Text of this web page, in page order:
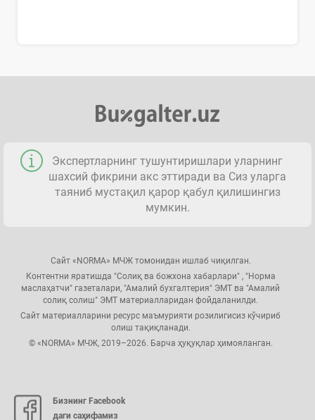
Экспертларнинг тушунтиришлари уларнинг
шахсий фикрини акс эттиради ва Сиз уларга
таяниб мустақил қарор қабул қилишингиз
мумкин.
Сайт «NORMA» МЧЖ томонидан ишлаб чиқилган.
Контентни яратишда "Солиқ ва божхона хабарлари" , "Норма
маслаҳатчи" газеталари, "Амалий бухгалтерия" ЭМТ ва "Амалий
солиқ солиш" ЭМТ материалларидан фойдаланилди.
Сайт материалларини ресурс маъмурияти розилигисиз кўчириб
олиш тақиқланади.
© «NORMA» МЧЖ, 2019–2026. Барча ҳуқуқлар ҳимояланган.
Бизнинг Facebook
даги саҳифамиз